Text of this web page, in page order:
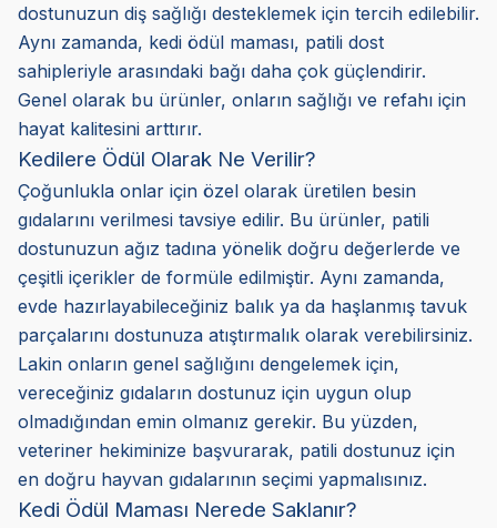
dostunuzun diş sağlığı desteklemek için tercih edilebilir.
Aynı zamanda, kedi ödül maması, patili dost
sahipleriyle arasındaki bağı daha çok güçlendirir.
Genel olarak bu ürünler, onların sağlığı ve refahı için
hayat kalitesini arttırır.
Kedilere Ödül Olarak Ne Verilir?
Çoğunlukla onlar için özel olarak üretilen besin
gıdalarını verilmesi tavsiye edilir. Bu ürünler, patili
dostunuzun ağız tadına yönelik doğru değerlerde ve
çeşitli içerikler de formüle edilmiştir. Aynı zamanda,
evde hazırlayabileceğiniz balık ya da haşlanmış tavuk
parçalarını dostunuza atıştırmalık olarak verebilirsiniz.
Lakin onların genel sağlığını dengelemek için,
vereceğiniz gıdaların dostunuz için uygun olup
olmadığından emin olmanız gerekir. Bu yüzden,
veteriner hekiminize başvurarak, patili dostunuz için
en doğru hayvan gıdalarının seçimi yapmalısınız.
Kedi Ödül Maması Nerede Saklanır?